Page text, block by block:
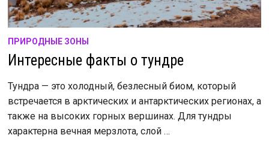
ПРИРОДНЫЕ ЗОНЫ
Интересные факты о тундре
Тундра — это холодный, безлесный биом, который
встречается в арктических и антарктических регионах, а
также на высоких горных вершинах. Для тундры
характерна вечная мерзлота, слой …